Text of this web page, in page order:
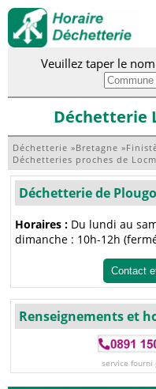
Veuillez taper le
Déchetterie
Déchetterie »Bretagne »
Déchetteries proches de
Déchetterie de
Horaires : Du lundi au
dimanche : 10h-12h
Contact
Renseignements et
service